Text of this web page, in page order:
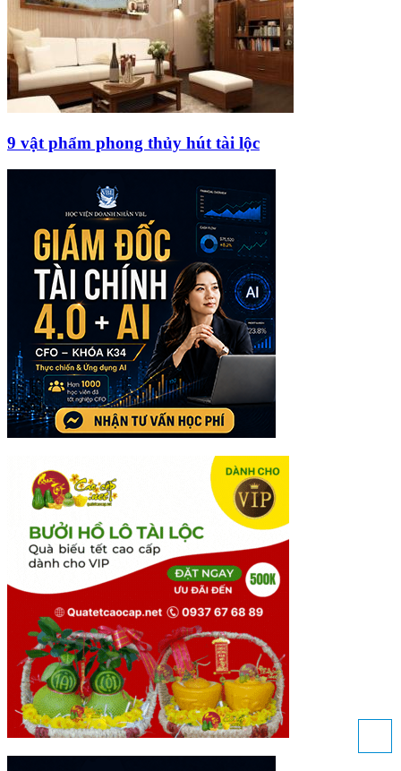
9 vật phẩm phong thủy hút tài lộc